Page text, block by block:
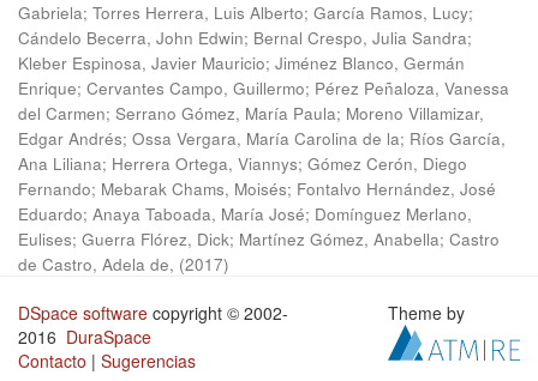
Gabriela; Torres Herrera, Luis Alberto; García Ramos, Lucy;
Cándelo Becerra, John Edwin; Bernal Crespo, Julia Sandra;
Kleber Espinosa, Javier Mauricio; Jiménez Blanco, Germán
Enrique; Cervantes Campo, Guillermo; Pérez Peñaloza, Vanessa
del Carmen; Serrano Gómez, María Paula; Moreno Villamizar,
Edgar Andrés; Ossa Vergara, María Carolina de la; Ríos García,
Ana Liliana; Herrera Ortega, Viannys; Gómez Cerón, Diego
Fernando; Mebarak Chams, Moisés; Fontalvo Hernández, José
Eduardo; Anaya Taboada, María José; Domínguez Merlano,
Eulises; Guerra Flórez, Dick; Martínez Gómez, Anabella; Castro
de Castro, Adela de, (2017)
DSpace software copyright © 2002-
2016 DuraSpace
Contacto | Sugerencias
Theme by